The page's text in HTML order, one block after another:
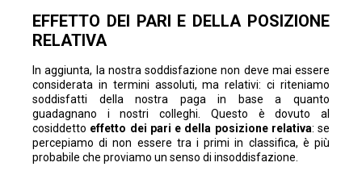
EFFETTO DEI PARI E DELLA POSIZIONE
RELATIVA
In aggiunta, la nostra soddisfazione non deve mai essere
considerata in termini assoluti, ma relativi: ci riteniamo
soddisfatti della nostra paga in base a quanto
guadagnano i nostri colleghi. Questo è dovuto al
cosiddetto effetto dei pari e della posizione relativa: se
percepiamo di non essere tra i primi in classifica, è più
probabile che proviamo un senso di insoddisfazione.